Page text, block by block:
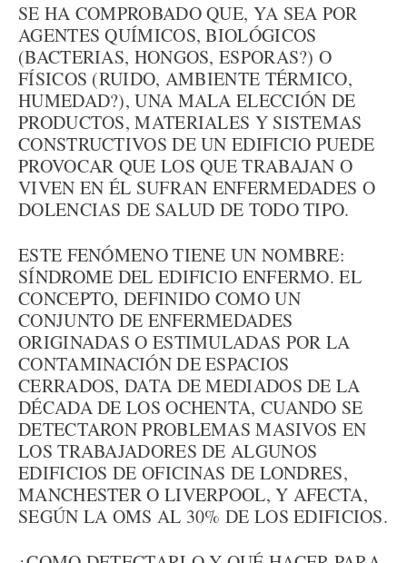
SE HA COMPROBADO QUE, YA SEA POR
AGENTES QUÍMICOS, BIOLÓGICOS
(BACTERIAS, HONGOS, ESPORAS?) O
FÍSICOS (RUIDO, AMBIENTE TÉRMICO,
HUMEDAD?), UNA MALA ELECCIÓN DE
PRODUCTOS, MATERIALES Y SISTEMAS
CONSTRUCTIVOS DE UN EDIFICIO PUEDE
PROVOCAR QUE LOS QUE TRABAJAN O
VIVEN EN ÉL SUFRAN ENFERMEDADES O
DOLENCIAS DE SALUD DE TODO TIPO.
ESTE FENÓMENO TIENE UN NOMBRE:
SÍNDROME DEL EDIFICIO ENFERMO. EL
CONCEPTO, DEFINIDO COMO UN
CONJUNTO DE ENFERMEDADES
ORIGINADAS O ESTIMULADAS POR LA
CONTAMINACIÓN DE ESPACIOS
CERRADOS, DATA DE MEDIADOS DE LA
DÉCADA DE LOS OCHENTA, CUANDO SE
DETECTARON PROBLEMAS MASIVOS EN
LOS TRABAJADORES DE ALGUNOS
EDIFICIOS DE OFICINAS DE LONDRES,
MANCHESTER O LIVERPOOL, Y AFECTA,
SEGÚN LA OMS AL 30% DE LOS EDIFICIOS.